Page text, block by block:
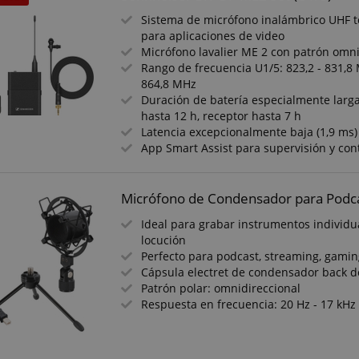
Sistema de micrófono inalámbrico UHF
para aplicaciones de video
Micrófono lavalier ME 2 con patrón
Rango de frecuencia U1/5: 823,2 - 831,8
864,8 MHz
Duración de batería especialmente
hasta 12 h, receptor hasta 7 h
Latencia excepcionalmente baja (1,9 ms)
App Smart Assist para supervisión y
Micrófono de Condensador para
Ideal para grabar instrumentos
locución
Perfecto para podcast, streaming,
Cápsula electret de condensador back
Patrón polar: omnidireccional
Respuesta en frecuencia: 20 Hz - 17 kHz
Verstärker
war wirklich
1 Tag nach
der Verstärker
großartig.
tollen Service!
02.08.2026
Faire Preise, kompetente
Kommunikation und flotter Service.
Danke!
Valoración a partir del 30.07.2026
Schnell
57 segundos
state across page
Amazon
www.kirstein.de
Sesión
Esta cookie se asocia
utiliza para facilitar la
transacciones de pago
Amazon.com Inc.
www.kirstein.de
semanas
cookies de sesión son
servidor para
las actividades de la
para que los usuarios
fácilmente donde lo
del servidor.
.kirstein.de
cookie para recordar
consentimiento de
Cookie-Script.com
Amazon
.amazon.com
11 meses 4
semanas
Esta cookie se utiliza
sesión de usuario en el
especialmente en
de pago, asegurando
checkout segura y
Política de Privacidad de Google